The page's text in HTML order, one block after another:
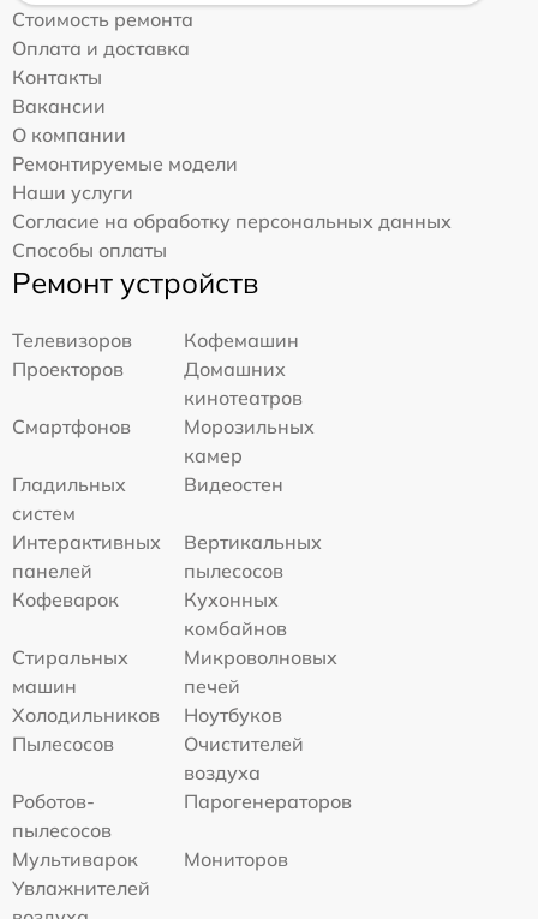
Стоимость ремонта
Оплата и доставка
Контакты
Вакансии
О компании
Ремонтируемые модели
Наши услуги
Согласие на обработку персональных данных
Способы оплаты
Ремонт устройств
Телевизоров
Кофемашин
Проекторов
Домашних
кинотеатров
Смартфонов
Морозильных
камер
Гладильных
систем
Видеостен
Интерактивных
панелей
Вертикальных
пылесосов
Кофеварок
Кухонных
комбайнов
Стиральных
машин
Микроволновых
печей
Холодильников
Ноутбуков
Пылесосов
Очистителей
воздуха
Роботов-
пылесосов
Парогенераторов
Мультиварок
Мониторов
Увлажнителей